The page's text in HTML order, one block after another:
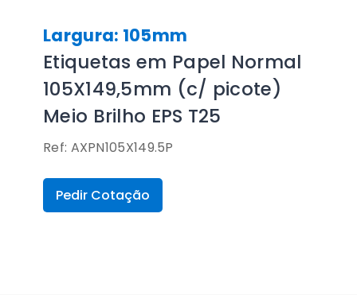
Largura: 105mm
Etiquetas em Papel Normal
105X149,5mm (c/ picote)
Meio Brilho EPS T25
Ref: AXPN105X149.5P
Pedir Cotação